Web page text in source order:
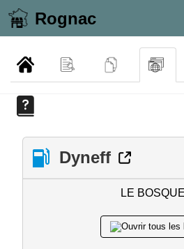
Rognac
Dyneff
LE